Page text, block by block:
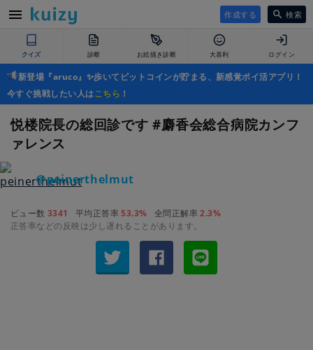
作成する 検索
クイズ 診断 お絵描き診断 大喜利 ログイン
新登場『aruco』✨歩いてビットコインが貯まる、新感覚ポイ活アプリ！
今すぐ挑戦したい人はこちら ！
悦楼院長の総回診です #麝香会総合病院カンフ
ァレンス
＠peinerthelmut
ビュー数 3341 平均正答率53.3% 全問正解率2.3%
正答率などの反映は少し遅れることがあります。